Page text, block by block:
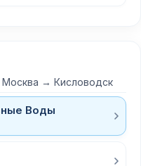
→ Кисловодск
Воды